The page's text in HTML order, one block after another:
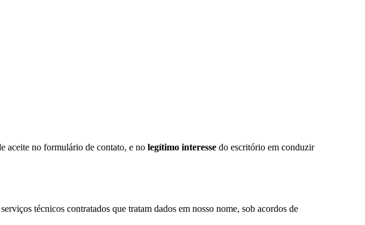
aceite no formulário de contato, e no legítimo interesse do escritório em conduzir
técnicos contratados que tratam dados em nosso nome, sob acordos de